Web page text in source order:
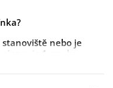
nebo je
je 1 cm
, ke